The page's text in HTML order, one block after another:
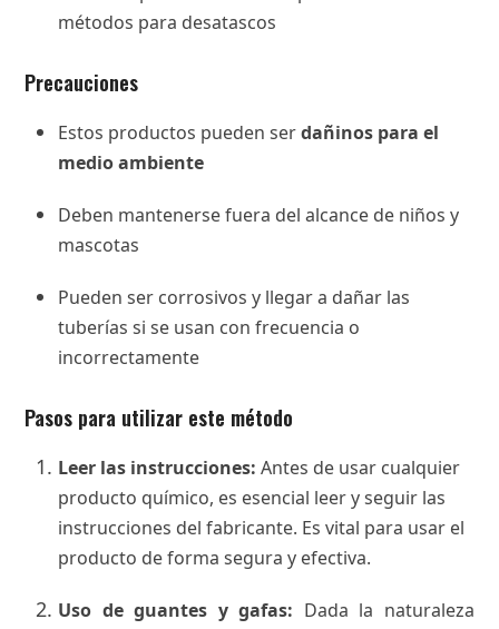
métodos para desatascos
Precauciones
Estos productos pueden serdañinos para el
medio ambiente
Deben mantenerse fuera del alcance de niños y
mascotas
Pueden ser corrosivos y llegar a dañar las
tuberías si se usan con frecuencia o
incorrectamente
Pasos para utilizar este método
Leer las instrucciones:Antes de usar cualquier
producto químico, es esencial leer y seguir las
instrucciones del fabricante. Es vital para usar el
producto de forma segura y efectiva.
Uso de guantes y gafas: Dada la naturaleza